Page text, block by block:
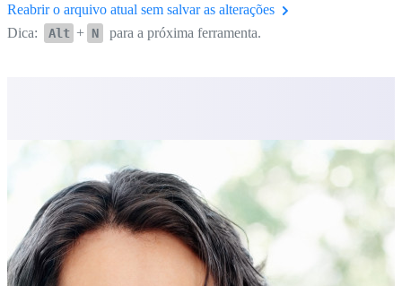
Reabrir o arquivo atual sem salvar as alterações
Dica:
Alt + N para a próxima ferramenta.